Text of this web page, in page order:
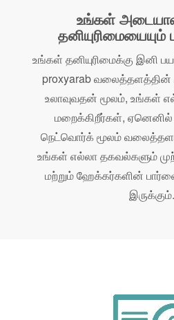
உங்கள்
தனியுரிமையையும்
உங்கள் தனியுரிமைக்கு இனி
proxyarab
உலாவுவதன் மூலம், உங்கள்
மறைக்கிறீர்கள்,
நெட்வொர்க் மூலம்
உங்கள் எல்லா தகவல்களும்
மற்றும் ஹேக்கர்களின்